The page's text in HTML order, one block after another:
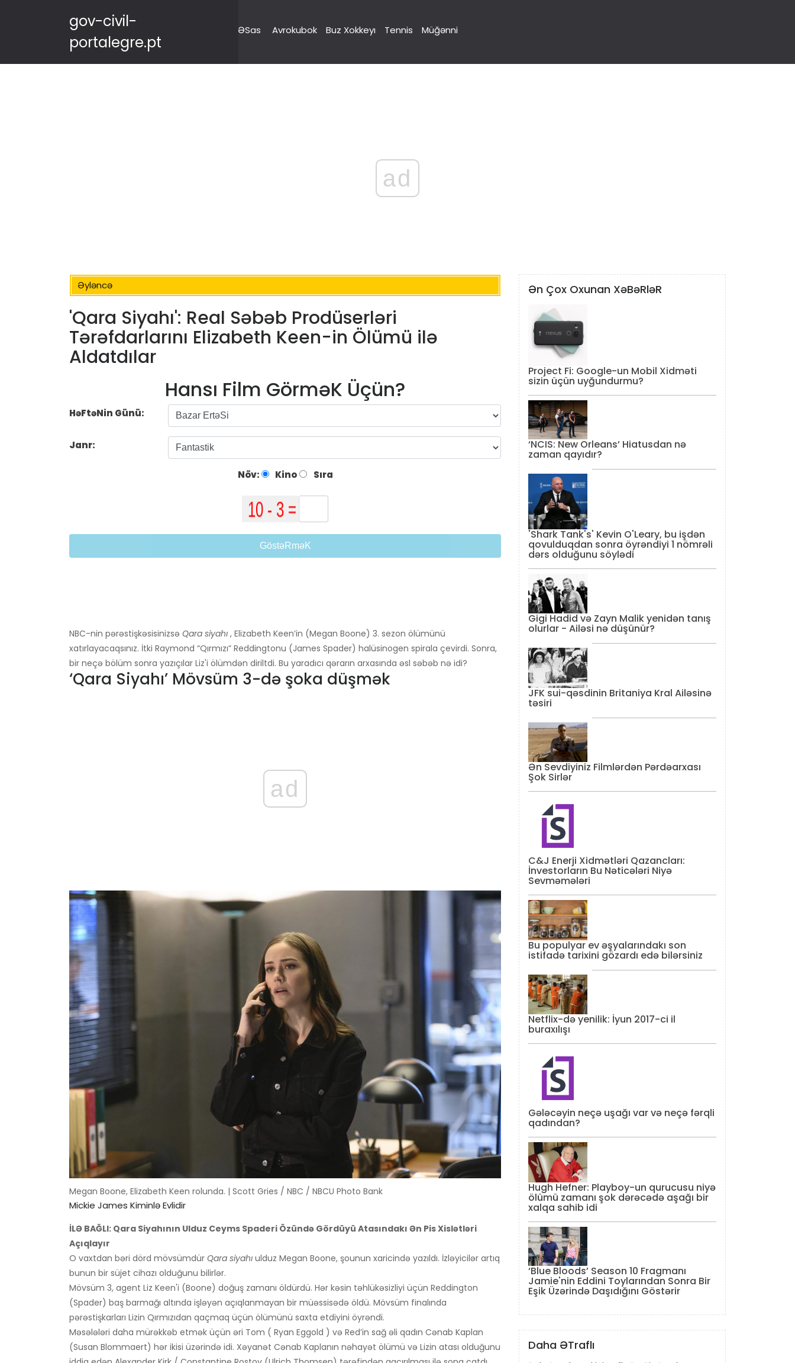
gov-civil-
portalegre.pt
ƏSas Avrokubok Buz Xokkeyı Tennis Müğənni
ad
Əyləncə
'Qara Siyahı': Real Səbəb Prodüserləri
Tərəfdarlarını Elizabeth Keen-in Ölümü ilə
Aldatdılar
Hansı Film GörməK Üçün?
HəFtəNin Günü:
Janr:
Növ: Kino Sıra
GöstəRməK
NBC-nin pərəstişkəsisinizsə Qara siyahı , Elizabeth Keen’in (Megan Boone) 3. sezon ölümünü
xatırlayacaqsınız. İtki Raymond “Qırmızı” Reddingtonu (James Spader) halüsinogen spirala çevirdi. Sonra,
bir neçə bölüm sonra yazıçılar Liz'i ölümdən diriltdi. Bu yaradıcı qərarın arxasında əsl səbəb nə idi?
‘Qara Siyahı’ Mövsüm 3-də şoka düşmək
ad
Megan Boone, Elizabeth Keen rolunda. | Scott Gries / NBC / NBCU Photo Bank
Mickie James Kiminlə Evlidir
İLƏ BAĞLI: Qara Siyahının Ulduz Ceyms Spaderi Özündə Gördüyü Atasındakı Ən Pis Xislətləri
Açıqlayır
O vaxtdan bəri dörd mövsümdür Qara siyahı ulduz Megan Boone, şounun xaricində yazıldı. İzləyicilər artıq
bunun bir süjet cihazı olduğunu bilirlər.
Mövsüm 3, agent Liz Keen'i (Boone) doğuş zamanı öldürdü. Hər kəsin təhlükəsizliyi üçün Reddington
(Spader) baş barmağı altında işləyən açıqlanmayan bir müəssisədə öldü. Mövsüm finalında
pərəstişkarları Lizin Qırmızıdan qaçmaq üçün ölümünü saxta etdiyini öyrəndi.
Məsələləri daha mürəkkəb etmək üçün əri Tom ( Ryan Eggold ) və Red’in sağ əli qadın Cənab Kaplan
(Susan Blommaert) hər ikisi üzərində idi. Xəyanət Cənab Kaplanın nəhayət ölümü və Lizin atası olduğunu
Ən Çox Oxunan XəBəRləR
Project Fi: Google-un Mobil Xidməti
sizin üçün uyğundurmu?
‘NCIS: New Orleans’ Hiatusdan nə
zaman qayıdır?
'Shark Tank's' Kevin O'Leary, bu işdən
qovulduqdan sonra öyrəndiyi 1 nömrəli
dərs olduğunu söylədi
Gigi Hadid və Zayn Malik yenidən tanış
olurlar - Ailəsi nə düşünür?
JFK sui-qəsdinin Britaniya Kral Ailəsinə
təsiri
Ən Sevdiyiniz Filmlərdən Pərdəarxası
Şok Sirlər
C&J Enerji Xidmətləri Qazancları:
İnvestorların Bu Nəticələri Niyə
Sevməmələri
Bu populyar ev əşyalarındakı son
istifadə tarixini gözardı edə bilərsiniz
Netflix-də yenilik: İyun 2017-ci il
buraxılışı
Gələcəyin neçə uşağı var və neçə fərqli
qadından?
Hugh Hefner: Playboy-un qurucusu niyə
ölümü zamanı şok dərəcədə aşağı bir
xalqa sahib idi
‘Blue Bloods’ Season 10 Fragmanı
Jamie'nin Eddini Toylarından Sonra Bir
Eşik Üzərində Daşıdığını Göstərir
Daha ƏTraflı